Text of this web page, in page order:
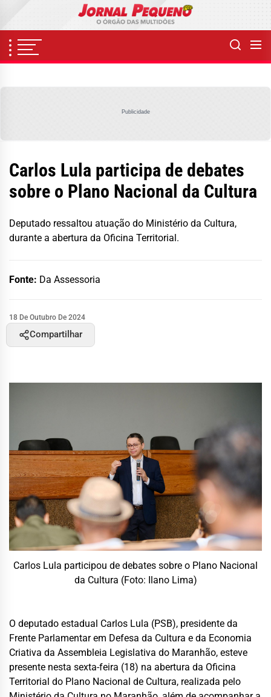
content
Publicidade
Carlos Lula participa de debates
sobre o Plano Nacional da Cultura
Deputado ressaltou atuação do Ministério da Cultura,
durante a abertura da Oficina Territorial.
Fonte: Da Assessoria
18 De Outubro De 2024
Compartilhar
Carlos Lula participou de debates sobre o Plano Nacional
da Cultura (Foto: Ilano Lima)
O deputado estadual Carlos Lula (PSB), presidente da
Frente Parlamentar em Defesa da Cultura e da Economia
Criativa da Assembleia Legislativa do Maranhão, esteve
presente nesta sexta-feira (18) na abertura da Oficina
Territorial do Plano Nacional de Cultura, realizada pelo